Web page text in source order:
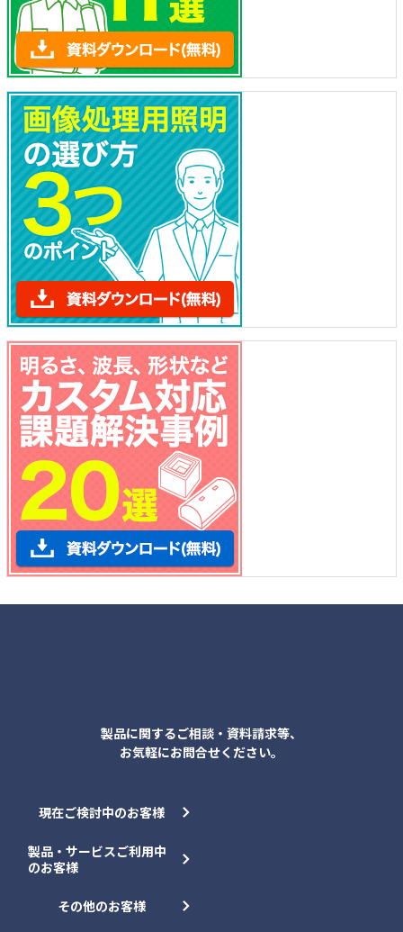
製品に関するご相談・資料請求等、
お気軽にお問合せください。
現在ご検討中のお客様
製品・サービスご利用中
のお客様
その他のお客様